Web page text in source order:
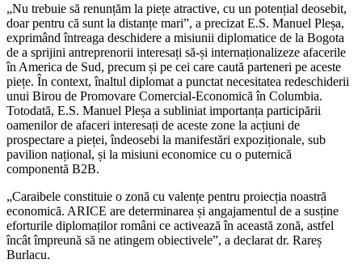
„Nu trebuie să renunțăm la piețe atractive, cu un potențial deosebit,
doar pentru că sunt la distanțe mari”, a precizat E.S. Manuel Pleșa,
exprimând întreaga deschidere a misiunii diplomatice de la Bogota
de a sprijini antreprenorii interesați să-și internaționalizeze afacerile
în America de Sud, precum și pe cei care caută parteneri pe aceste
piețe. În context, înaltul diplomat a punctat necesitatea redeschiderii
unui Birou de Promovare Comercial-Economică în Columbia.
Totodată, E.S. Manuel Pleșa a subliniat importanța participării
oamenilor de afaceri interesați de aceste zone la acțiuni de
prospectare a pieței, îndeosebi la manifestări expoziționale, sub
pavilion național, și la misiuni economice cu o puternică
componentă B2B.
„Caraibele constituie o zonă cu valențe pentru proiecția noastră
economică. ARICE are determinarea și angajamentul de a susține
eforturile diplomaților români ce activează în această zonă, astfel
încât împreună să ne atingem obiectivele”, a declarat dr. Rareș
Burlacu.